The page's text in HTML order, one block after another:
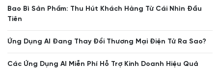
Bao Bì Sản Phẩm: Thu Hút Khách Hàng Từ Cái Nhìn Đầu
Tiên
Ứng Dụng AI Đang Thay Đổi Thương Mại Điện Tử Ra Sao?
Các Ứng Dụng AI Miễn Phí Hỗ Trợ Kinh Doanh Hiệu Quả